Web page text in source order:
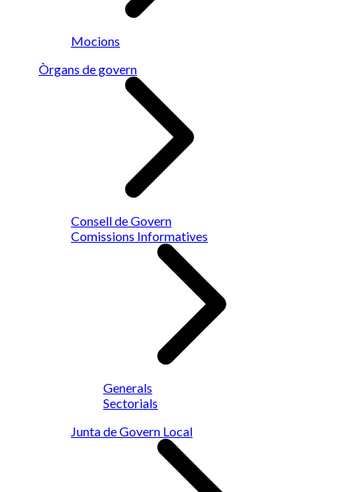
Mocions
Òrgans de govern
Consell de Govern
Comissions Informatives
Generals
Sectorials
Junta de Govern Local